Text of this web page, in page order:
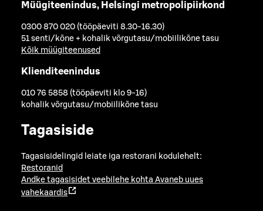
Müügiteenindus, Helsingi metropolipiirkond
0300 870 020 (tööpäeviti 8.30-16.30)
51 senti/kõne + kohalik võrgutasu/mobiilikõne tasu
Kõik müügiteenused
Klienditeenindus
010 76 5858 (tööpäeviti klo 9-16)
kohalik võrgutasu/mobiilikõne tasu
Tagasiside
Tagasisidelingid leiate iga restorani kodulehelt:
Restoranid
Andke tagasisidet veebilehe kohta Avaneb uues
vahekaardis